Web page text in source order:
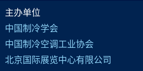
主办单位
中国制冷学会
中国制冷空调工业协会
北京国际展览中心有限公司